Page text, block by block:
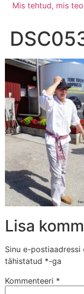
Mis tehtud, mis
Lisa
Sinu e-postiaadressi
tähistatud *-ga
Kommenteeri *